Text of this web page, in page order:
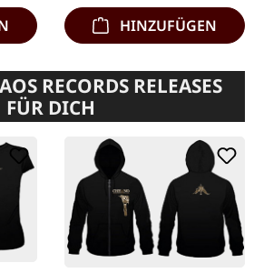
HINZUFÜGEN
RECORDS RELEASES
FÜR DICH